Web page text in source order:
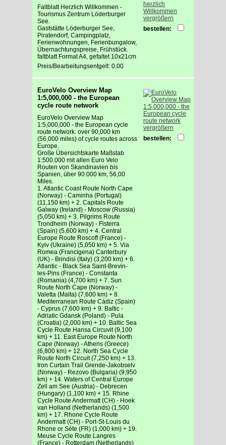
Faltblatt Herzlich Willkommen -
Tourismus Zentrum Löderburger
See.
Gaststätte Löderburger See,
Piratendorf, Campingplatz,
Ferienwohnungen, Ferienbungalow,
Übernachtungspreise, Frühstück.
faltblatt Format A4, gefaltet 10x21cm
Preis/Bearbeitungsentgelt: 0.00
vergrößern
bestellen:
EuroVelo Overview Map
1:5,000,000 - the European
cycle route network
EuroVelo Overview Map
1:5,000,000 - the European cycle
route network. over 90,000 km
(56,000 miles) of cycle routes across
Europe.
Große Übersichtskarte Maßstab
1:500.000 mit allen Euro Velo
Routen von Skandinavien bis
Spanien, über 90.000 km, 56,00
Miles.
1. Atlantic Coast Route North Cape
(Norway) - Caminha (Portugal)
(11,150 km) + 2. Capitals Route
Galway (Ireland) - Moscow (Russia)
(5,050 km) + 3. Pilgrims Route
Trondheim (Norway) - Fisterra
(Spain) (5,600 km) + 4. Central
Europe Route Roscoff (France) -
Kyiv (Ukraine) (5,050 km) + 5. Via
Romea (Francigena) Canterbury
(UK) - Brindisi (Italy) (3,200 km) + 6.
Atlantic - Black Sea Saint-Brevin-
les-Pins (France) - Constanta
(Romania) (4,700 km) + 7. Sun
Route North Cape (Norway) -
Valetta (Malta) (7,600 km) + 8.
Mediterranean Route Cádiz (Spain)
- Cyprus (7,600 km) + 9. Baltic -
Adriatic Gdansk (Poland) - Pula
(Croatia) (2,000 km) + 10. Baltic Sea
Cycle Route Hansa Circuvit (9,100
km) + 11. East Europe Route North
Cape (Norway) - Athens (Greece)
(6,800 km) + 12. North Sea Cycle
Route North Circuit (7,250 km) + 13.
Iron Curtain Trail Grende-Jakobselv
(Norway) - Rezovo (Bulgaria) (9,950
km) + 14. Waters of Central Europe
Zell am See (Austria) - Debrecen
(Hungary) (1,100 km) + 15. Rhine
Cycle Route Andermatt (CH) - Hoek
van Holland (Netherlands) (1,500
km) + 17. Rhone Cycle Route
Andermatt (CH) - Port-St-Louis du
Rhone or Sète (FR) (1,000 km) + 19.
Meuse Cycle Route Langres
(France) - Rotterdam (Netherlands)
vergrößern
bestellen: